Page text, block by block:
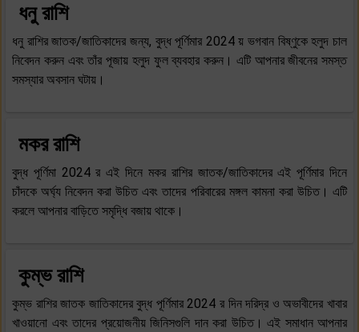
ধনু রাশি
ধনু রাশির জাতক/জাতিকাদের জন্য, বুদ্ধ পূর্ণিমার 2024 য় ভগবান বিষ্ণুকে হলুদ চাল
নিবেদন করুন এবং তাঁর পূজায় হলুদ ফুল ব্যবহার করুন। এটি আপনার জীবনের সমস্ত
সমস্যার অবসান ঘটায়।
মকর রাশি
বুদ্ধ পূর্ণিমা 2024 র এই দিনে মকর রাশির জাতক/জাতিকাদের এই পূর্ণিমার দিনে
চাঁদকে অর্ঘ্য নিবেদন করা উচিত এবং তাদের পরিবারের মঙ্গল কামনা করা উচিত। এটি
করলে আপনার বাড়িতে সমৃদ্ধি বজায় থাকে।
কুম্ভ রাশি
কুম্ভ রাশির জাতক জাতিকাদের বুদ্ধ পূর্ণিমার 2024 র দিন দরিদ্র ও অভাবীদের খাবার
খাওয়ানো এবং তাদের প্রয়োজনীয় জিনিসগুলি দান করা উচিত। এই সমাধান আপনার